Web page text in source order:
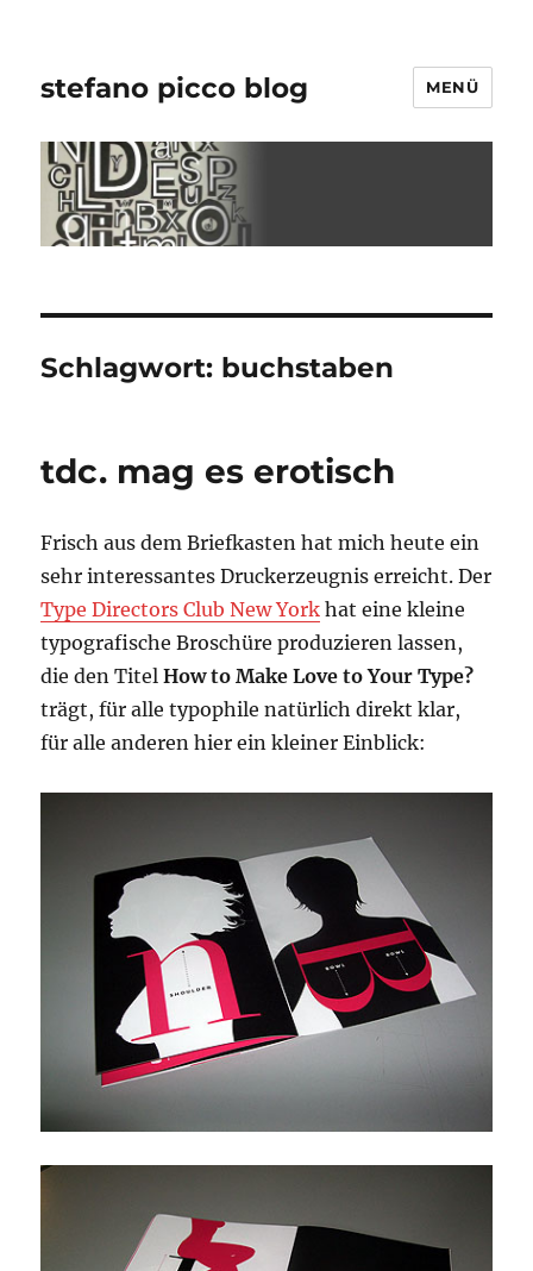
stefano picco blog MENÜ
Schlagwort: buchstaben
tdc. mag es erotisch
Frisch aus dem Briefkasten hat mich heute ein
sehr interessantes Druckerzeugnis erreicht. Der
Type Directors Club New York hat eine kleine
typografische Broschüre produzieren lassen,
die den TitelHow to Make Love to Your Type?
trägt, für alle typophile natürlich direkt klar,
für alle anderen hier ein kleiner Einblick: